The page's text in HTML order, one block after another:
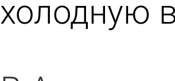
холодную